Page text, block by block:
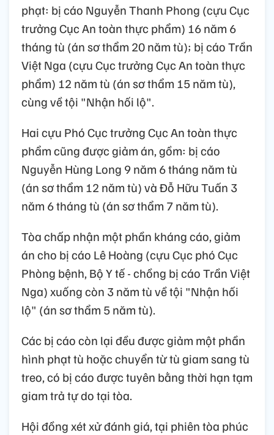
phạt: bị cáo Nguyễn Thanh Phong (cựu Cục
trưởng Cục An toàn thực phẩm) 16 năm 6
tháng tù (án sơ thẩm 20 năm tù); bị cáo Trần
Việt Nga (cựu Cục trưởng Cục An toàn thực
phẩm) 12 năm tù (án sơ thẩm 15 năm tù),
cùng về tội "Nhận hối lộ".
Hai cựu Phó Cục trưởng Cục An toàn thực
phẩm cũng được giảm án, gồm: bị cáo
Nguyễn Hùng Long 9 năm 6 tháng năm tù
(án sơ thẩm 12 năm tù) và Đỗ Hữu Tuấn 3
năm 6 tháng tù (án sơ thẩm 7 năm tù).
Tòa chấp nhận một phần kháng cáo, giảm
án cho bị cáo Lê Hoàng (cựu Cục phó Cục
Phòng bệnh, Bộ Y tế - chồng bị cáo Trần Việt
Nga) xuống còn 3 năm tù về tội "Nhận hối
lộ" (án sơ thẩm 5 năm tù).
Các bị cáo còn lại đều được giảm một phần
hình phạt tù hoặc chuyển từ tù giam sang tù
treo, có bị cáo được tuyên bằng thời hạn tạm
giam trả tự do tại tòa.
Hội đồng xét xử đánh giá, tại phiên tòa phúc